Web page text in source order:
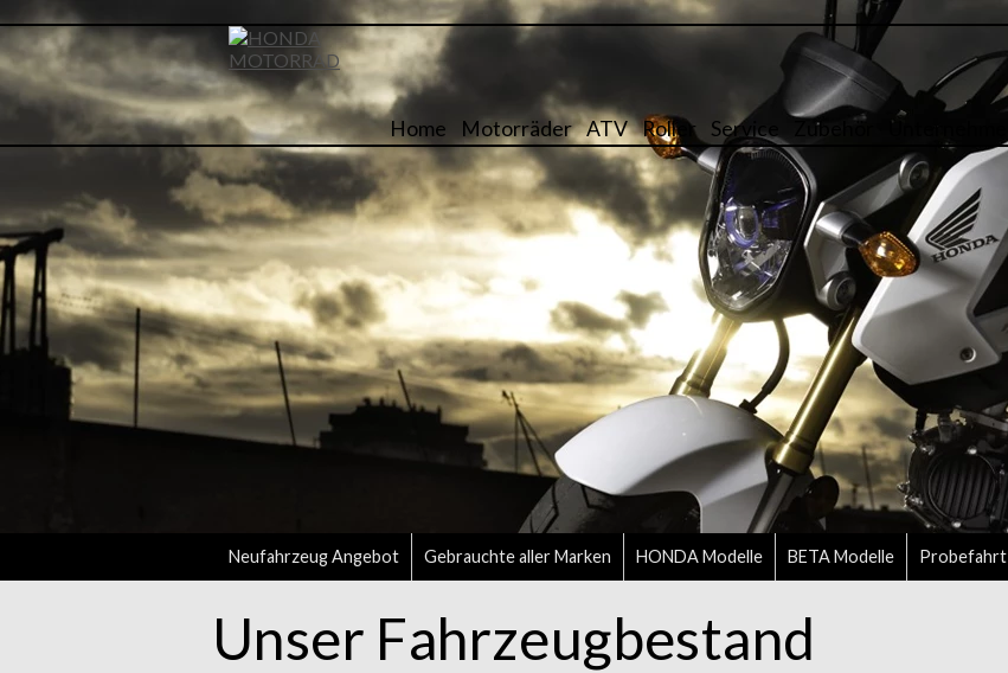
Neufahrzeug Angebot Gebrauchte aller Marken HONDA Modelle BETA Modelle Probefahrt
Home Motorräder ATV Roller Service Zubehör Unternehmen
Unser Fahrzeugbestand